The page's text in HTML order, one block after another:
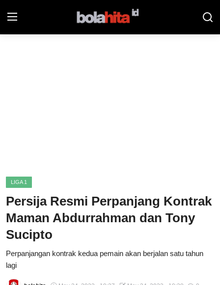
Sportainment
Total Sports
Contact
Pedoman Media Siber
LIGA 1
Persija Resmi Perpanjang Kontrak
Maman Abdurrahman dan Tony
Sucipto
Perpanjangan kontrak kedua pemain akan berjalan satu tahun
lagi